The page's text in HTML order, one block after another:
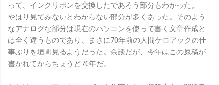
って、インクリボンを交換したであろう部分もわかった。
やはり見てみないとわからない部分が多くあった。そのよう
なアナログな部分は現在のパソコンを使って書く文章作成と
は全く違うものであり、まさに70年前の人間ケロアックの仕
事ぶりを垣間見るようだった。余談だが、今年はこの原稿が
書かれてからちょうど70年だ。